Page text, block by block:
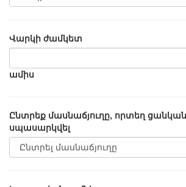
Վարկի ժամկետ
ամիս
Ընտրեք մասնաճյուղը, որտեղ
սպասարկվել